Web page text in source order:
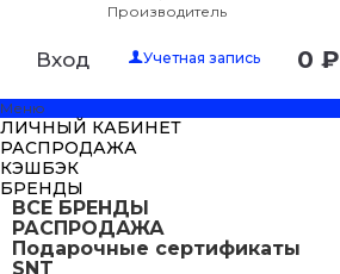
Производитель
Вход Учетная запись 0 ₽
Меню
ЛИЧНЫЙ КАБИНЕТ
РАСПРОДАЖА
КЭШБЭК
БРЕНДЫ
ВСЕ БРЕНДЫ
РАСПРОДАЖА
Подарочные сертификаты
SNT